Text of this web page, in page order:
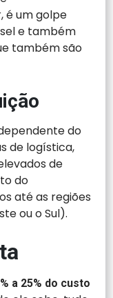
é um golpe
e também
também são
do
de logística,
de
do
até as regiões
ou o Sul).
a 25% do custo